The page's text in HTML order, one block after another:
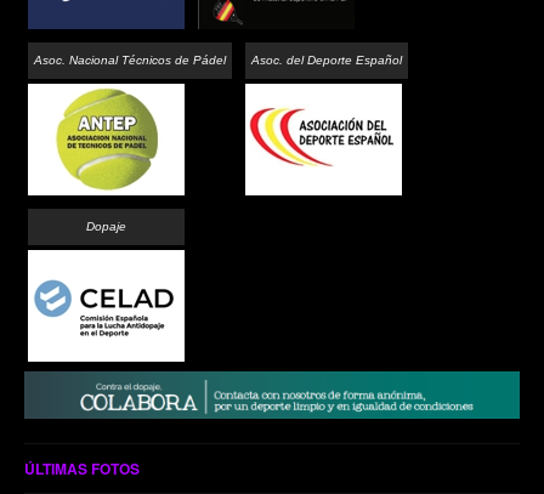
Asoc. Nacional Técnicos de Pádel Asoc. del Deporte Español
Dopaje
ÚLTIMAS FOTOS